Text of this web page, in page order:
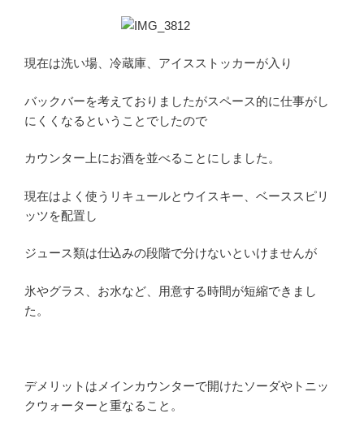
現在は洗い場、冷蔵庫、アイスストッカーが入り
バックバーを考えておりましたがスペース的に仕事がし
にくくなるということでしたので
カウンター上にお酒を並べることにしました。
現在はよく使うリキュールとウイスキー、ベーススピリ
ッツを配置し
ジュース類は仕込みの段階で分けないといけませんが
氷やグラス、お水など、用意する時間が短縮できまし
た。
デメリットはメインカウンターで開けたソーダやトニッ
クウォーターと重なること。